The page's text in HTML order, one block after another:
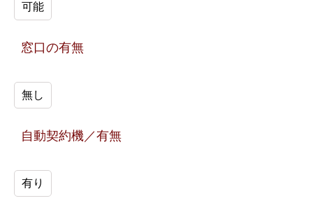
可能
窓口の有無
無し
自動契約機／有無
有り